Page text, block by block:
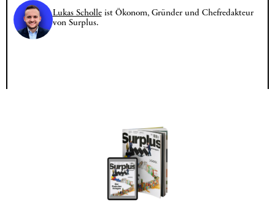
Lukas Scholleist Ökonom, Gründer und Chefredakteur
von Surplus.